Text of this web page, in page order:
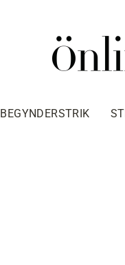
BEGYNDERSTRIK